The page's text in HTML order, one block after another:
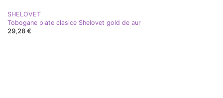
SHELOVET
Tobogane plate clasice Shelovet gold de aur
29,28 €